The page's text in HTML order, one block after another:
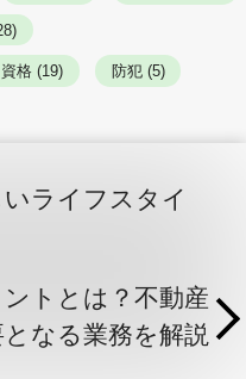
資格 (19) 防犯 (5)
ライフスタイ
トとは？不動産
なる業務を解説